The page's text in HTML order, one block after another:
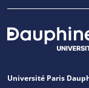
Université Paris